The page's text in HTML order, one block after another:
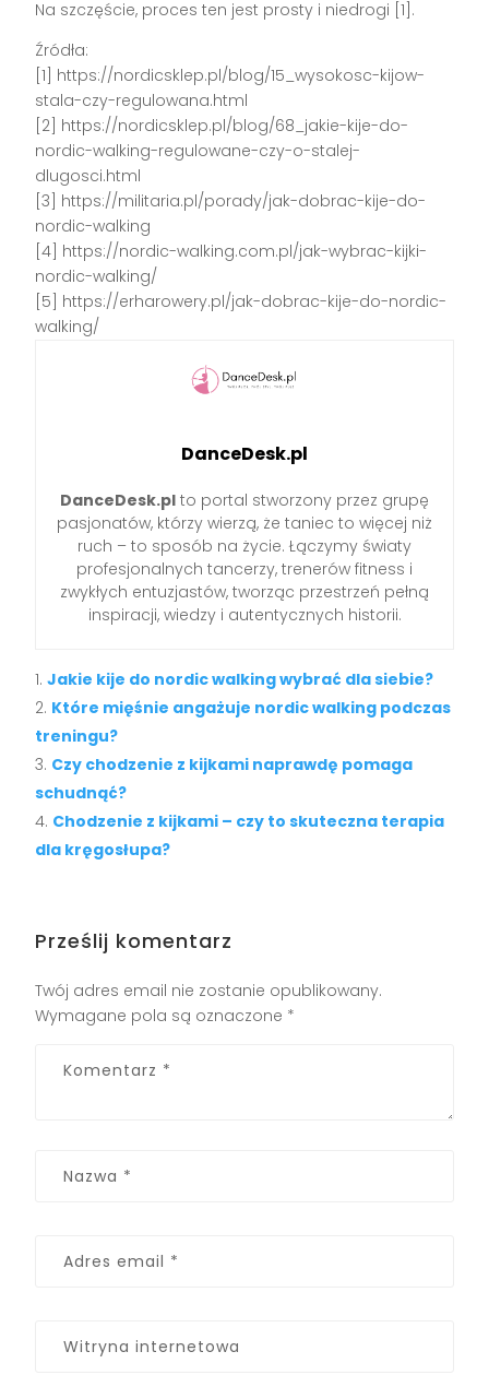
Na szczęście, proces ten jest prosty i niedrogi [1].
Źródła:
[1] https://nordicsklep.pl/blog/15_wysokosc-kijow-
stala-czy-regulowana.html
[2] https://nordicsklep.pl/blog/68_jakie-kije-do-
nordic-walking-regulowane-czy-o-stalej-
dlugosci.html
[3] https://militaria.pl/porady/jak-dobrac-kije-do-
nordic-walking
[4] https://nordic-walking.com.pl/jak-wybrac-kijki-
nordic-walking/
[5] https://erharowery.pl/jak-dobrac-kije-do-nordic-
walking/
DanceDesk.pl
DanceDesk.pl to portal stworzony przez grupę
pasjonatów, którzy wierzą, że taniec to więcej niż
ruch – to sposób na życie. Łączymy światy
profesjonalnych tancerzy, trenerów fitness i
zwykłych entuzjastów, tworząc przestrzeń pełną
inspiracji, wiedzy i autentycznych historii.
Jakie kije do nordic walking wybrać dla siebie?
Które mięśnie angażuje nordic walking podczas
treningu?
Czy chodzenie z kijkami naprawdę pomaga
schudnąć?
Chodzenie z kijkami – czy to skuteczna terapia
dla kręgosłupa?
Prześlij komentarz
Twój adres email nie zostanie opublikowany.
Wymagane pola są oznaczone *